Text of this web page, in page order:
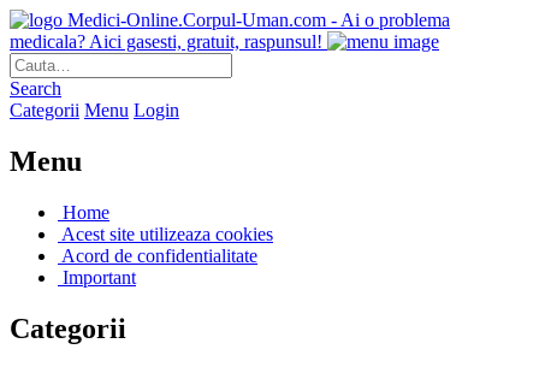
Medici-Online.Corpul-Uman.com - Ai o problema
medicala? Aici gasesti, gratuit, raspunsul!
Search
Categorii Menu Login
Menu
Home
Acest site utilizeaza cookies
Acord de confidentialitate
Important
Categorii